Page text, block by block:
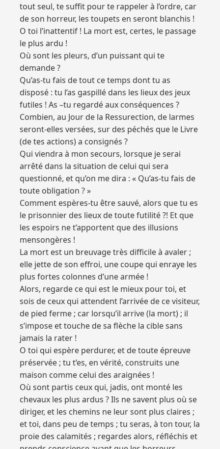
tout seul, te suffit pour te rappeler à l’ordre, car
de son horreur, les toupets en seront blanchis !
O toi l’inattentif ! La mort est, certes, le passage
le plus ardu !
Où sont les pleurs, d’un puissant qui te
demande ?
Qu’as-tu fais de tout ce temps dont tu as
disposé : tu l’as gaspillé dans les lieux des jeux
futiles ! As –tu regardé aux conséquences ?
Combien, au Jour de la Ressurection, de larmes
seront-elles versées, sur des péchés que le Livre
(de tes actions) a consignés ?
Qui viendra à mon secours, lorsque je serai
arrêté dans la situation de celui qui sera
questionné, et qu’on me dira : « Qu’as-tu fais de
toute obligation ? »
Comment espères-tu être sauvé, alors que tu es
le prisonnier des lieux de toute futilité ?! Et que
les espoirs ne t’apportent que des illusions
mensongères !
La mort est un breuvage très difficile à avaler ;
elle jette de son effroi, une coupe qui enraye les
plus fortes colonnes d’une armée !
Alors, regarde ce qui est le mieux pour toi, et
sois de ceux qui attendent l’arrivée de ce visiteur,
de pied ferme ; car lorsqu’il arrive (la mort) ; il
s’impose et touche de sa flèche la cible sans
jamais la rater !
O toi qui espère perdurer, et de toute épreuve
préservée ; tu t’es, en vérité, construits une
maison comme celui des araignées !
Où sont partis ceux qui, jadis, ont monté les
chevaux les plus ardus ? Ils ne savent plus où se
diriger, et les chemins ne leur sont plus claires ;
et toi, dans peu de temps ; tu seras, à ton tour, la
proie des calamités ; regardes alors, réfléchis et